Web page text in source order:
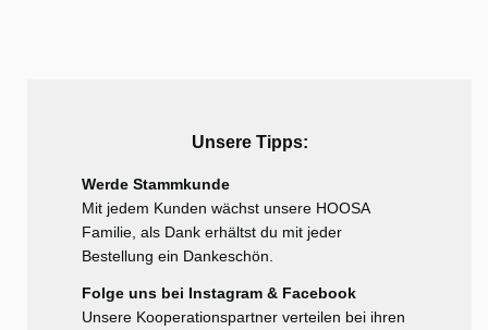
Unsere Tipps:
Werde Stammkunde
Mit jedem Kunden wächst unsere HOOSA
Familie, als Dank erhältst du mit jeder
Bestellung ein Dankeschön.
Folge uns bei Instagram & Facebook
Unsere Kooperationspartner verteilen bei ihren